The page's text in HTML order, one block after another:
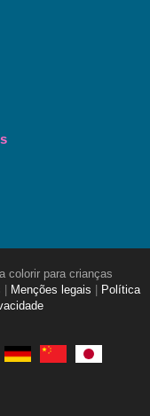
colorir para crianças
Menções legais
Política